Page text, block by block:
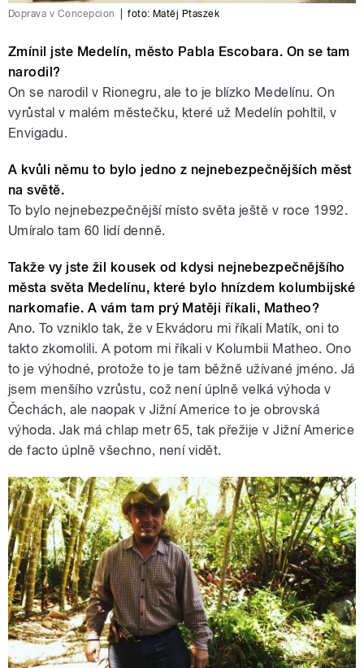
Doprava v Concepcion foto: Matěj Ptaszek
Zmínil jste Medelín, město Pabla Escobara. On se tam
narodil?
On se narodil v Rionegru, ale to je blízko Medelínu. On
vyrůstal v malém městečku, které už Medelín pohltil, v
Envigadu.
A kvůli němu to bylo jedno z nejnebezpečnějších měst
na světě.
To bylo nejnebezpečnější místo světa ještě v roce 1992.
Umíralo tam 60 lidí denně.
Takže vy jste žil kousek od kdysi nejnebezpečnějšího
města světa Medelínu, které bylo hnízdem kolumbijské
narkomafie. A vám tam prý Matěji říkali, Matheo?
Ano. To vzniklo tak, že v Ekvádoru mi říkali Matík, oni to
takto zkomolili. A potom mi říkali v Kolumbii Matheo. Ono
to je výhodné, protože to je tam běžně užívané jméno. Já
jsem menšího vzrůstu, což není úplně velká výhoda v
Čechách, ale naopak v Jižní Americe to je obrovská
výhoda. Jak má chlap metr 65, tak přežije v Jižní Americe
de facto úplně všechno, není vidět.